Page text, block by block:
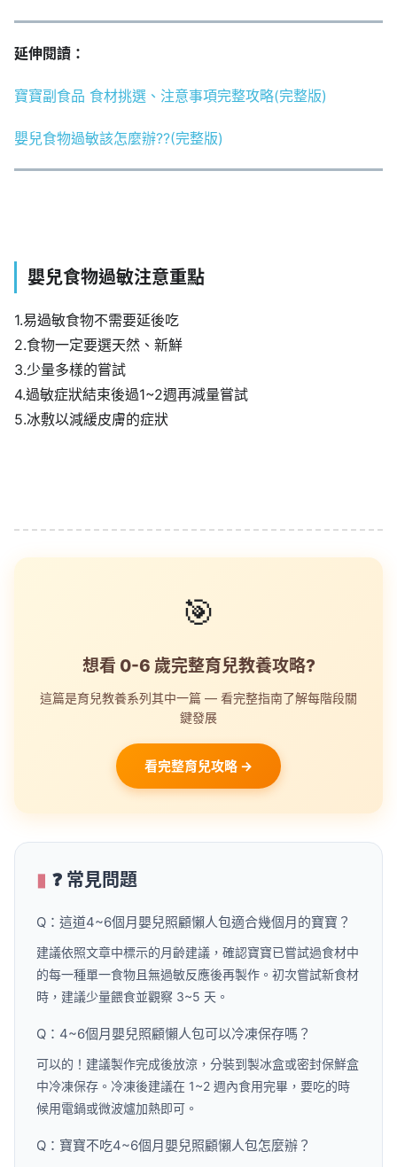
延伸閱讀：
寶寶副食品 食材挑選、注意事項完整攻略(完整版)
嬰兒食物過敏該怎麼辦??(完整版)
嬰兒食物過敏注意重點
1.易過敏食物不需要延後吃
2.食物一定要選天然、新鮮
3.少量多樣的嘗試
4.過敏症狀結束後過1~2週再減量嘗試
5.冰敷以減緩皮膚的症狀
🎯
想看 0-6 歲完整育兒教養攻略?
這篇是育兒教養系列其中一篇 — 看完整指南了解每階段關
鍵發展
看完整育兒攻略 →
❓ 常見問題
Q：這道4~6個月嬰兒照顧懶人包適合幾個月的寶寶？
建議依照文章中標示的月齡建議，確認寶寶已嘗試過食材中
的每一種單一食物且無過敏反應後再製作。初次嘗試新食材
時，建議少量餵食並觀察 3~5 天。
Q：4~6個月嬰兒照顧懶人包可以冷凍保存嗎？
可以的！建議製作完成後放涼，分裝到製冰盒或密封保鮮盒
中冷凍保存。冷凍後建議在 1~2 週內食用完畢，要吃的時
候用電鍋或微波爐加熱即可。
Q：寶寶不吃4~6個月嬰兒照顧懶人包怎麼辦？